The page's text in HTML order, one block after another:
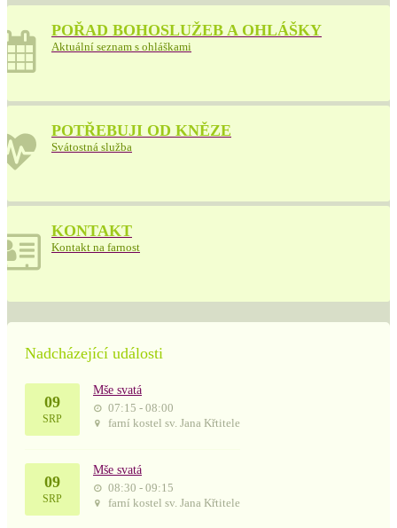
POŘAD BOHOSLUŽEB A OHLÁŠKY
Aktuální seznam s ohláškami
POTŘEBUJI OD KNĚZE
Svátostná služba
KONTAKT
Kontakt na farnost
Nadcházející události
09
SRP
Mše svatá
07:15 - 08:00
farní kostel sv. Jana Křtitele
09
SRP
Mše svatá
08:30 - 09:15
farní kostel sv. Jana Křtitele